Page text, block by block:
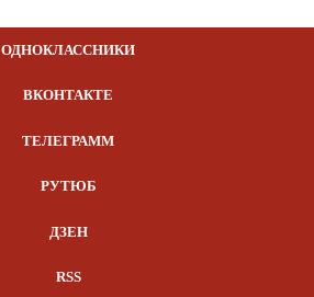
ОДНОКЛАССНИКИ
ВКОНТАКТЕ
ТЕЛЕГРАММ
РУТЮБ
ДЗЕН
RSS